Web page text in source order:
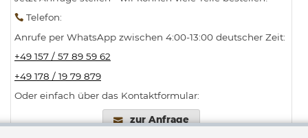
Telefon:
Anrufe per WhatsApp zwischen 4:00-13:00 deutscher Zeit:
+49 157 / 57 89 59 62
+49 178 / 19 79 879
Oder einfach über das Kontaktformular:
zur Anfrage